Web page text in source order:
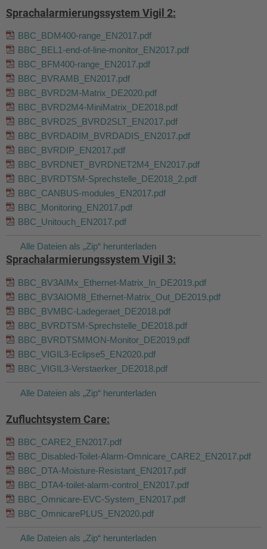
Sprachalarmierungssystem Vigil 2:
BBC_BDM400-range_EN2017.pdf
BBC_BEL1-end-of-line-monitor_EN2017.pdf
BBC_BFM400-range_EN2017.pdf
BBC_BVRAMB_EN2017.pdf
BBC_BVRD2M-Matrix_DE2020.pdf
BBC_BVRD2M4-MiniMatrix_DE2018.pdf
BBC_BVRD2S_BVRD2SLT_EN2017.pdf
BBC_BVRDADIM_BVRDADIS_EN2017.pdf
BBC_BVRDIP_EN2017.pdf
BBC_BVRDNET_BVRDNET2M4_EN2017.pdf
BBC_BVRDTSM-Sprechstelle_DE2018_2.pdf
BBC_CANBUS-modules_EN2017.pdf
BBC_Monitoring_EN2017.pdf
BBC_Unitouch_EN2017.pdf
Alle Dateien als „Zip“ herunterladen
Sprachalarmierungssystem Vigil 3:
BBC_BV3AIMx_Ethernet-Matrix_In_DE2019.pdf
BBC_BV3AIOM8_Ethernet-Matrix_Out_DE2019.pdf
BBC_BVMBC-Ladegeraet_DE2018.pdf
BBC_BVRDTSM-Sprechstelle_DE2018.pdf
BBC_BVRDTSMMON-Monitor_DE2019.pdf
BBC_VIGIL3-Eclipse5_EN2020.pdf
BBC_VIGIL3-Verstaerker_DE2018.pdf
Alle Dateien als „Zip“ herunterladen
Zufluchtsystem Care:
BBC_CARE2_EN2017.pdf
BBC_Disabled-Toilet-Alarm-Omnicare_CARE2_EN2017.pdf
BBC_DTA-Moisture-Resistant_EN2017.pdf
BBC_DTA4-toilet-alarm-control_EN2017.pdf
BBC_Omnicare-EVC-System_EN2017.pdf
BBC_OmnicarePLUS_EN2020.pdf
Alle Dateien als „Zip“ herunterladen